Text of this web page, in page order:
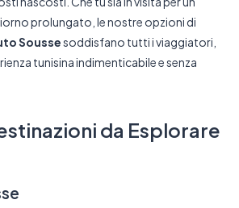
prolungato, le nostre opzioni di
Soussesoddisfano tutti i viaggiatori,
tunisina indimenticabile e senza
da Esplorare